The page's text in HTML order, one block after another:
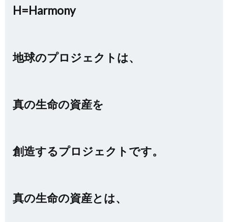
H=Harmony
地球のプロジェクトは、
真の生命の資産を
創造するプロジェクトです。
真の生命の資産とは、